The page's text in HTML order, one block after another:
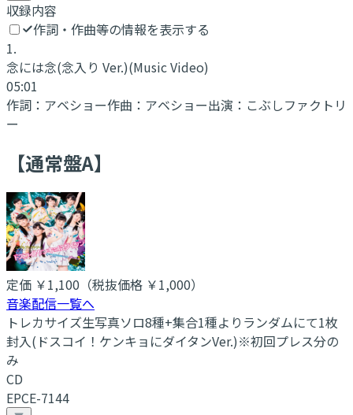
収録内容
作詞・作曲等の情報を表示する
1.
念には念(念入り Ver.)(Music Video)
05:01
作詞： アベショー作曲： アベショー出演： こぶしファクトリ
ー
【通常盤A】
定価 ￥1,100 （税抜価格 ￥1,000）
音楽配信一覧へ
トレカサイズ生写真ソロ8種+集合1種よりランダムにて1枚
封入(ドスコイ！ケンキョにダイタンVer.)※初回プレス分の
み
CD
EPCE-7144